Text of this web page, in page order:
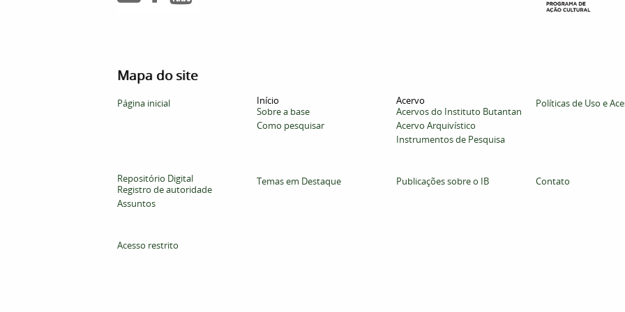
Mapa do site
Página inicial
Início
Sobre a base
Como pesquisar
Acervo
Acervos do Instituto Butantan
Acervo Arquivístico
Instrumentos de Pesquisa
Políticas de Uso e
Repositório Digital
Registro de autoridade
Assuntos
Temas em Destaque Publicações sobre o IB Contato
Acesso restrito